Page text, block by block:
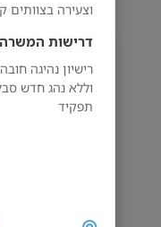
וצעירה בצוותים
דרישות המשרה
וללא נהג חדש
תפקיד